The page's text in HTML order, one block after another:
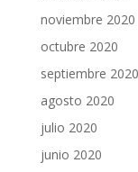
noviembre 2020
octubre 2020
septiembre 2020
agosto 2020
julio 2020
junio 2020